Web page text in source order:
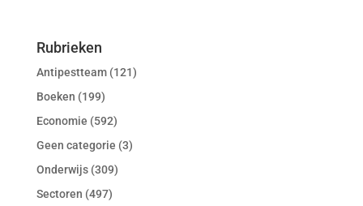
Rubrieken
Antipestteam(121)
Boeken (199)
Economie (592)
Geen categorie (3)
Onderwijs(309)
Sectoren (497)